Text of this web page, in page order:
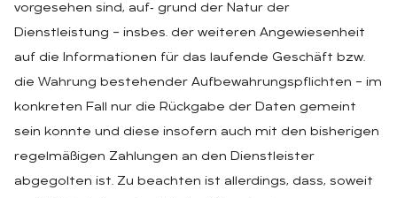
vorgesehen sind, auf‑ grund der Natur der
Dienstleistung – insbes. der weiteren Angewiesenheit
auf die Informationen für das laufende Geschäft bzw.
die Wahrung bestehender Aufbewahrungspflichten – im
konkreten Fall nur die Rückgabe der Daten gemeint
sein konnte und diese insofern auch mit den bisherigen
regelmäßigen Zahlungen an den Dienstleister
abgegolten ist. Zu beachten ist allerdings, dass, soweit